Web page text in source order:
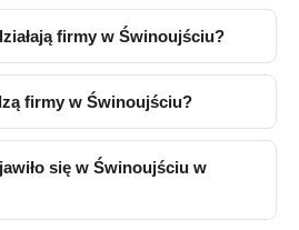
firmy w Świnoujściu?
firmy w Świnoujściu?
się w Świnoujściu w